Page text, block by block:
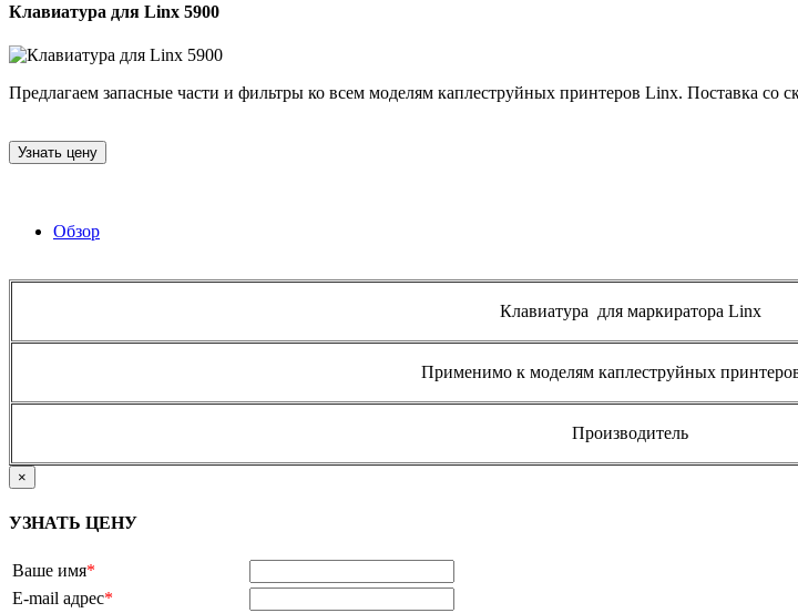
Клавиатура для Linx 5900
Предлагаем запасные части и фильтры ко всем моделям каплеструйных принтеров Linx. Поставка со
Узнать цену
Обзор
Клавиатура для маркиратора Linx
Применимо к моделям каплеструйных
Производитель
×
УЗНАТЬ ЦЕНУ
Ваше имя*
E-mail адрес*